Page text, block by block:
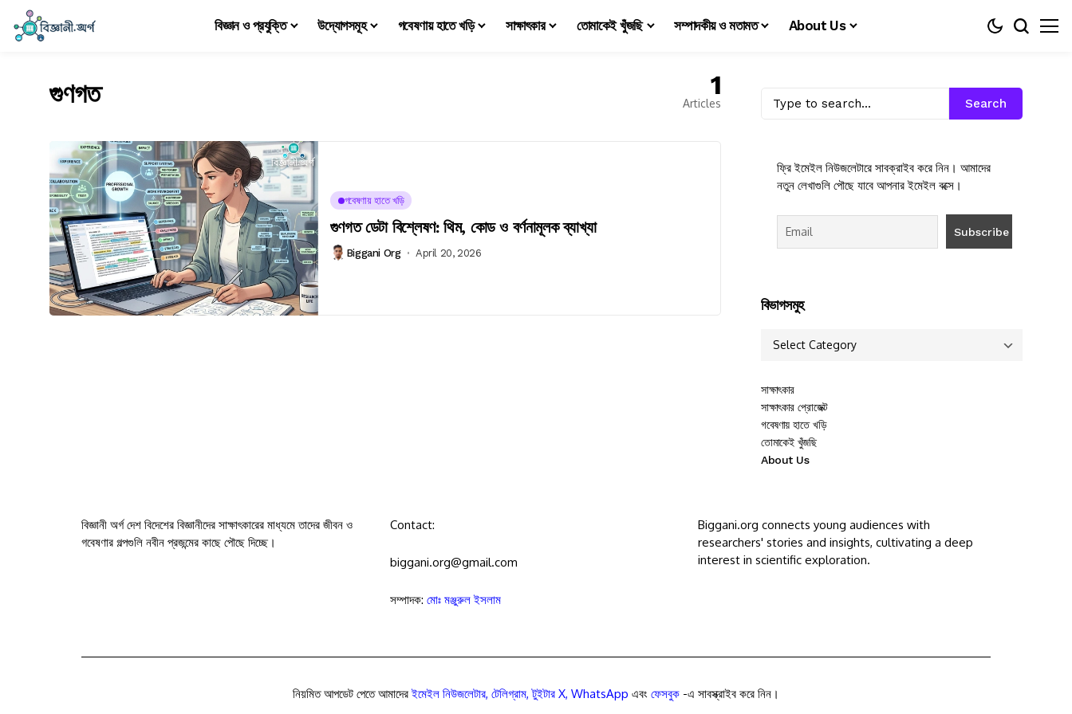
বিজ্ঞান ও প্রযুক্তি উদ্যোগসমূহ গবেষণায় হাতে খড়ি সাক্ষাৎকার তোমাকেই খুঁজছি সম্পাদকীয় ও মতামত About Us
গুণগত 1
Articles
গবেষণায় হাতে খড়ি
গুণগত ডেটা বিশ্লেষণ: থিম, কোড ও বর্ণনামূলক ব্যাখ্যা
Biggani Org April 20, 2026
Search
ফ্রি ইমেইল নিউজলেটারে সাবক্রাইব করে নিন। আমাদের
নতুন লেখাগুলি পৌছে যাবে আপনার ইমেইল বক্সে।
বিভাগসমুহ
সাক্ষাৎকার
সাক্ষাৎকার প্রোজেক্ট
গবেষণায় হাতে খড়ি
তোমাকেই খুঁজছি
About Us
বিজ্ঞানী অর্গ দেশ বিদেশের বিজ্ঞানীদের সাক্ষাৎকারের মাধ্যমে তাদের জীবন ও
গবেষণার গল্পগুলি নবীন প্রজন্মের কাছে পৌছে দিচ্ছে।
Contact:
biggani.org@gmail.com
সম্পাদক: মোঃ মঞ্জুরুল ইসলাম
Biggani.org connects young audiences with
researchers' stories and insights, cultivating a deep
interest in scientific exploration.
নিয়মিত আপডেট পেতে আমাদেরইমেইল নিউজলেটার, টেলিগ্রাম,টুইটার X, WhatsApp এবং ফেসবুক -এ সাবস্ক্রাইব করে নিন।